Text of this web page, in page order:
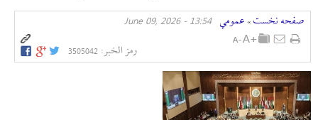
صفحه نخست » عمومي 13:54 - June 09, 2026
رمز الخبر: 3505042